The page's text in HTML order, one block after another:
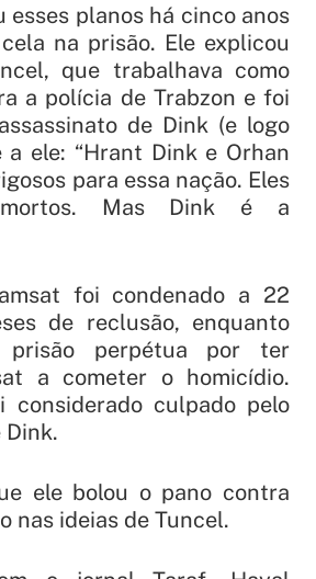
esses planos há cinco anos
na prisão. Ele explicou
que trabalhava como
a polícia de Trabzon e foi
de Dink (e logo
a ele: “Hrant Dink e Orhan
para essa nação. Eles
Mas Dink é a
foi condenado a 22
de reclusão, enquanto
prisão perpétua por ter
a cometer o homicídio.
considerado culpado pelo
Dink.
ele bolou o pano contra
nas ideias de Tuncel.